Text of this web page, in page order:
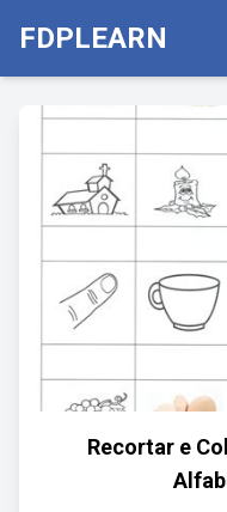
FDPLEARN
Recortar e